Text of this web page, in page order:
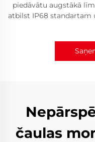
piedāvātu augstākā
atbilst IP68 standartam
čaulas